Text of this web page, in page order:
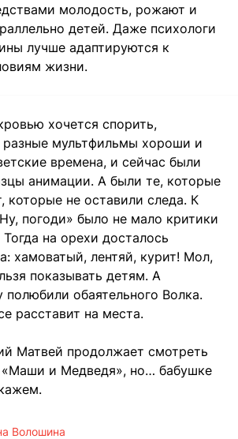
молодость, рожают и
детей. Даже психологи
лучше адаптируются к
жизни.
хочется спорить,
разные мультфильмы хороши и
времена, и сейчас были
анимации. А были те, которые
которые не оставили следа. К
погоди» было не мало критики
на орехи досталось
хамоватый, лентяй, курит! Мол,
показывать детям. А
полюбили обаятельного Волка.
расставит на места.
Матвей продолжает смотреть
и Медведя», но… бабушке
Волошина